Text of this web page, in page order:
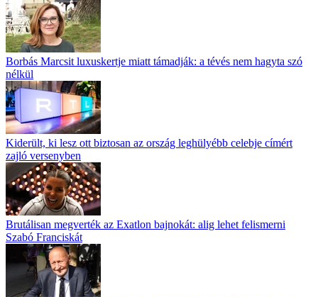
Borbás Marcsit luxuskertje miatt támadják: a tévés nem hagyta szó
nélkül
Kiderült, ki lesz ott biztosan az ország leghülyébb celebje címért
zajló versenyben
Brutálisan megverték az Exatlon bajnokát: alig lehet felismerni
Szabó Franciskát